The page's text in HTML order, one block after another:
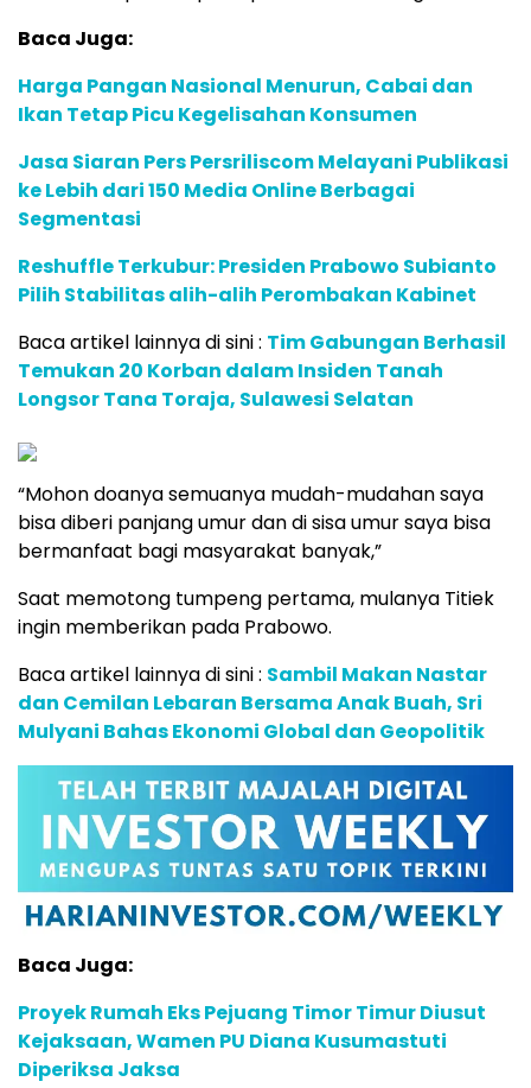
Baca Juga:
Harga Pangan Nasional Menurun, Cabai dan
Ikan Tetap Picu Kegelisahan Konsumen
Jasa Siaran Pers Persriliscom Melayani Publikasi
ke Lebih dari 150 Media Online Berbagai
Segmentasi
Reshuffle Terkubur: Presiden Prabowo Subianto
Pilih Stabilitas alih-alih Perombakan Kabinet
Baca artikel lainnya di sini : Tim Gabungan Berhasil
Temukan 20 Korban dalam Insiden Tanah
Longsor Tana Toraja, Sulawesi Selatan
“Mohon doanya semuanya mudah-mudahan saya
bisa diberi panjang umur dan di sisa umur saya bisa
bermanfaat bagi masyarakat banyak,”
Saat memotong tumpeng pertama, mulanya Titiek
ingin memberikan pada Prabowo.
Baca artikel lainnya di sini : Sambil Makan Nastar
dan Cemilan Lebaran Bersama Anak Buah, Sri
Mulyani Bahas Ekonomi Global dan Geopolitik
Baca Juga:
Proyek Rumah Eks Pejuang Timor Timur Diusut
Kejaksaan, Wamen PU Diana Kusumastuti
Diperiksa Jaksa